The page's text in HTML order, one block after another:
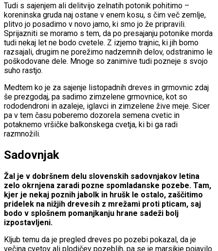
Tudi s sajenjem ali delitvijo zelnatih potonik pohitimo –
koreninska gruda naj ostane v enem kosu, s čim več zemlje,
plitvo jo posadimo v novo jamo, ki smo jo že pripravili.
Sprijazniti se moramo s tem, da po presajanju potonike morda
tudi nekaj let ne bodo cvetele. Z izjemo trajnic, ki jih bomo
razsajali, drugim ne porežimo nadzemnih delov, odstranimo le
poškodovane dele. Mnoge so zanimive tudi pozneje s svojo
suho rastjo.
Medtem ko je za sajenje listopadnih dreves in grmovnic zdaj
še prezgodaj, pa sadimo zimzelene grmovnice, kot so
rododendroni in azaleje, iglavci in zimzelene žive meje. Sicer
pa v tem času poberemo dozorela semena cvetic in
potaknemo vršičke balkonskega cvetja, ki bi ga radi
razmnožili.
Sadovnjak
Žal je v dobršnem delu slovenskih sadovnjakov letina
zelo okrnjena zaradi pozne spomladanske pozebe. Tam,
kjer je nekaj poznih jabolk in hrušk le ostalo, zaščitimo
pridelek na nižjih drevesih z mrežami proti pticam, saj
bodo v splošnem pomanjkanju hrane sadeži bolj
izpostavljeni.
Kljub temu da je pregled dreves po pozebi pokazal, da je
večina cvetov ali plodičev pozeblih, pa se je marsikje pojavilo